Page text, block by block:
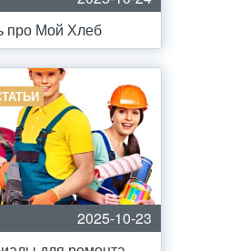
про Мой Хлеб
2025-10-23